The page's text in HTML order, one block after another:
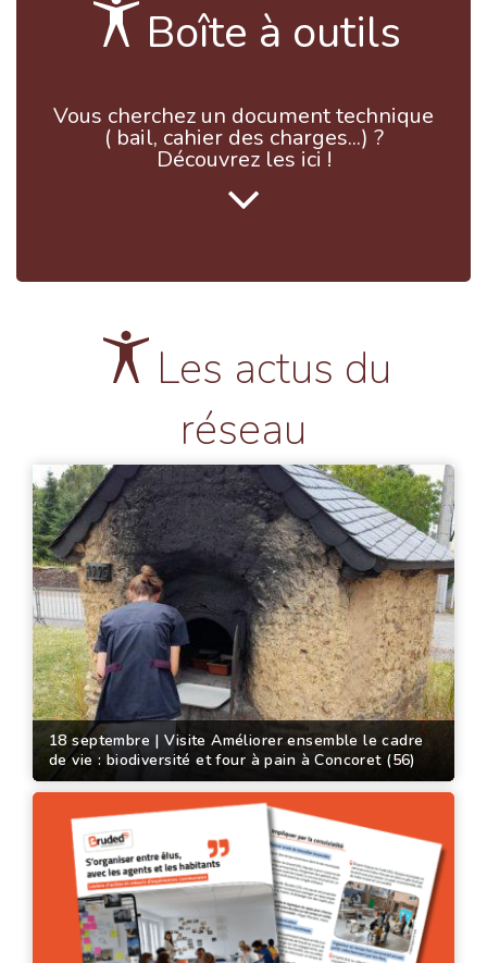
Boîte à outils
Vous cherchez un document technique
( bail, cahier des charges...) ?
Découvrez les ici !
Les actus du
réseau
18 septembre | Visite Améliorer ensemble le cadre
de vie : biodiversité et four à pain à Concoret (56)